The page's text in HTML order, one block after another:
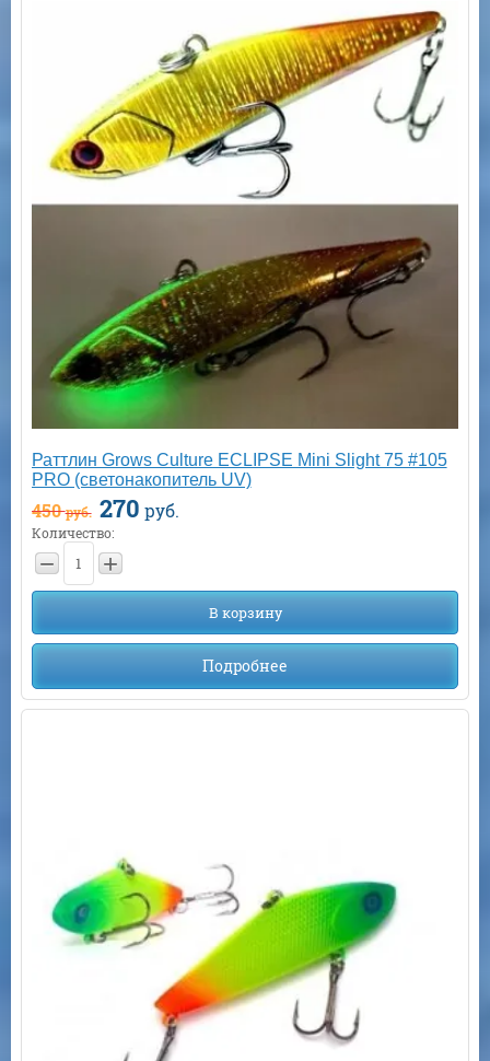
Раттлин Grows Culture ECLIPSE Mini Slight 75 #105
PRO (светонакопитель UV)
450руб. 270 руб.
Количество:
− +
В корзину
Подробнее